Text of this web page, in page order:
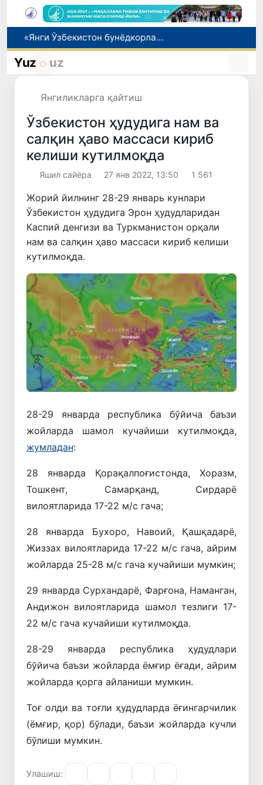
«Янги Ўзбекистон бунёдкорлари» танлови ғолиблари тақдирланди
Олтой компанияси Ўзбекистонда фитотерапевтик маҳсулотлар ишлаб чиқаришни режалаштирмоқда
Ота 5 йиллик алиментни олдиндан тўлаб, хорижга чиқиш чекловини бекор қилди
Yuz uz
Янгиликларга қайтиш
Ўзбекистон ҳудудига нам ва
салқин ҳаво массаси кириб
келиши кутилмоқда
Яшил сайёра 27 янв 2022, 13:50 1 561
Жорий йилнинг 28-29 январь кунлари
Ўзбекистон ҳудудига Эрон ҳудудларидан
Каспий денгизи ва Туркманистон орқали
нам ва салқин ҳаво массаси кириб келиши
кутилмоқда.
28-29 январда республика бўйича баъзи
жойларда шамол кучайиши кутилмоқда,
жумладан:
28 январда Қорақалпоғистонда, Хоразм,
Тошкент, Самарқанд, Сирдарё
вилоятларида 17-22 м/с гача;
28 январда Бухоро, Навоий, Қашқадарё,
Жиззах вилоятларида 17-22 м/с гача, айрим
жойларда 25-28 м/с гача кучайиши мумкин;
29 январда Сурхандарё, Фарғона, Наманган,
Андижон вилоятларида шамол тезлиги 17-
22 м/с гача кучайиши кутилмоқда.
28-29 январда республика ҳудудлари
бўйича баъзи жойларда ёмғир ёғади, айрим
жойларда қорга айланиши мумкин.
Тоғ олди ва тоғли ҳудудларда ёғингарчилик
(ёмғир, қор) бўлади, баъзи жойларда кучли
бўлиши мумкин.
Улашиш: